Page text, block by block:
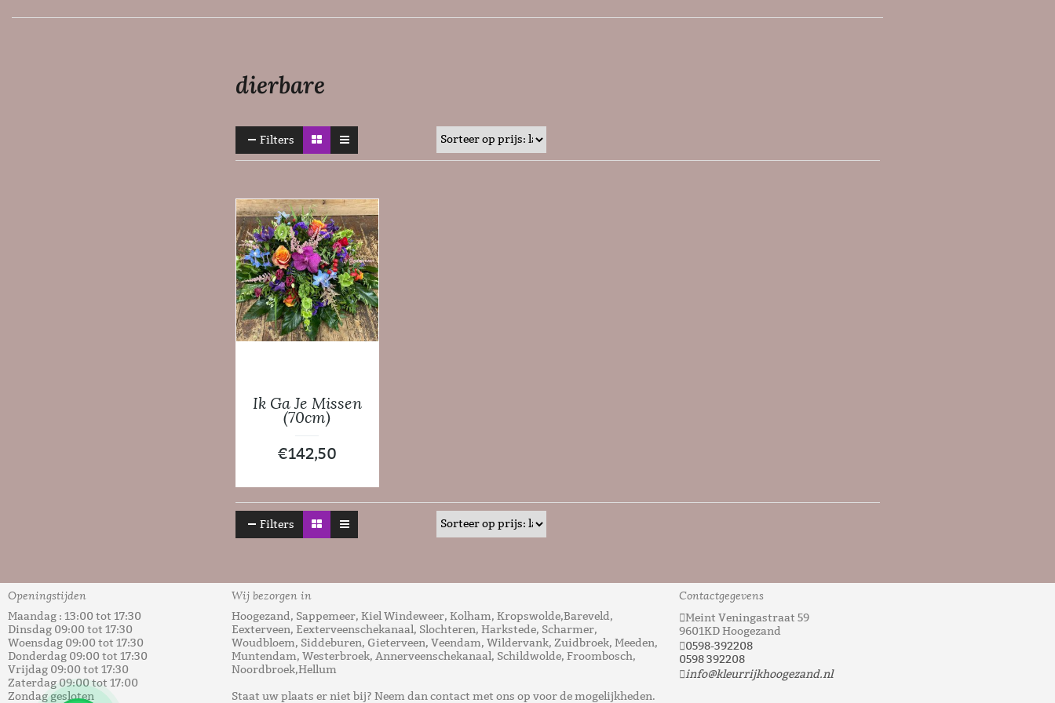
dierbare
Filters
Ik Ga Je Missen
(70cm)
€142,50
Filters
Openingstijden
Maandag : 13:00 tot 17:30
Dinsdag 09:00 tot 17:30
Woensdag 09:00 tot 17:30
Donderdag 09:00 tot 17:30
Vrijdag 09:00 tot 17:30
Zaterdag 09:00 tot 17:00
Zondag gesloten
Wij bezorgen in
Hoogezand, Sappemeer, Kiel Windeweer, Kolham, Kropswolde,Bareveld,
Eexterveen, Eexterveenschekanaal, Slochteren, Harkstede, Scharmer,
Woudbloem, Siddeburen, Gieterveen, Veendam, Wildervank, Zuidbroek, Meeden,
Muntendam, Westerbroek, Annerveenschekanaal, Schildwolde, Froombosch,
Noordbroek,Hellum
Staat uw plaats er niet bij? Neem dan contact met ons op voor de mogelijkheden.
Contactgegevens
Meint Veningastraat 59
9601KD Hoogezand
0598-392208
0598 392208
info@kleurrijkhoogezand.nl